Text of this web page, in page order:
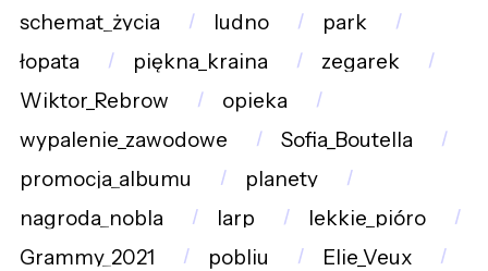
schemat_życia
ludno
park
łopata
piękna_kraina
zegarek
Wiktor_Rebrow
opieka
wypalenie_zawodowe
Sofia_Boutella
promocja_albumu
planety
nagroda_nobla
larp
lekkie_pióro
Grammy_2021
pobliu
Elie_Veux